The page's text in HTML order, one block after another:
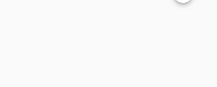
Changer la